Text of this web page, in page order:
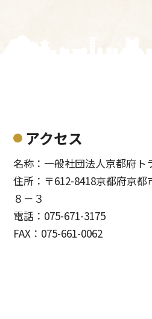
アクセス
名称：一般社団法人京都府ト
住所：〒612-8418京都府京都
８－３
電話：075-671-3175
FAX：075-661-0062